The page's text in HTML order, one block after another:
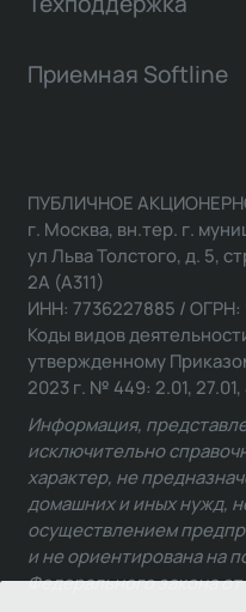
Приемная Softline
ПУБЛИЧНОЕ
г. Москва, вн.тер. г.
ул Льва Толстого, д. 5,
2А (А311)
ИНН: 7736227885 /
Коды видов
утвержденному
2023 г. № 449: 2.01, 27.01,
Информация,
исключительно
характер, не
домашних и иных нужд,
осуществлением
и не ориентирована на
Федерального закона